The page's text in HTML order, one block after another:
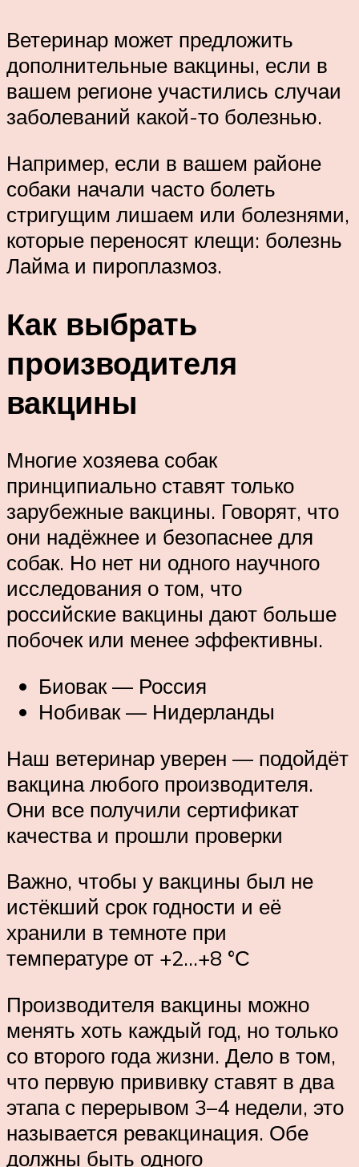
Ветеринар может предложить
дополнительные вакцины, если в
вашем регионе участились случаи
заболеваний какой-то болезнью.
Например, если в вашем районе
собаки начали часто болеть
стригущим лишаем или болезнями,
которые переносят клещи: болезнь
Лайма и пироплазмоз.
Как выбрать
производителя
вакцины
Многие хозяева собак
принципиально ставят только
зарубежные вакцины. Говорят, что
они надёжнее и безопаснее для
собак. Но нет ни одного научного
исследования о том, что
российские вакцины дают больше
побочек или менее эффективны.
Биовак — Россия
Нобивак — Нидерланды
Наш ветеринар уверен — подойдёт
вакцина любого производителя.
Они все получили сертификат
качества и прошли проверки
Важно, чтобы у вакцины был не
истёкший срок годности и её
хранили в темноте при
температуре от +2…+8 °С
Производителя вакцины можно
менять хоть каждый год, но только
со второго года жизни. Дело в том,
что первую прививку ставят в два
этапа с перерывом 3–4 недели, это
называется ревакцинация. Обе
должны быть одного